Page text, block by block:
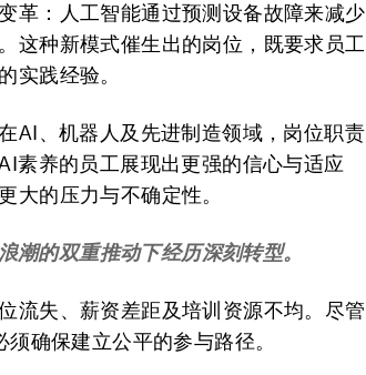
革：人工智能通过预测设备故障来减少
这种新模式催生出的岗位，既要求员工
实践经验。
AI、机器人及先进制造领域，岗位职责
素养的员工展现出更强的信心与适应
大的压力与不确定性。
潮的双重推动下经历深刻转型。
流失、薪资差距及培训资源不均。尽管
确保建立公平的参与路径。